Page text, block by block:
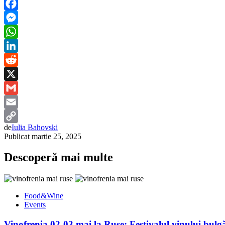
Facebook
Messenger
WhatsApp
LinkedIn
Reddit
X
Gmail
Email
Copy
deIulia Bahovski
Publicat martie 25, 2025
Descoperă mai multe
Food&Wine
Events